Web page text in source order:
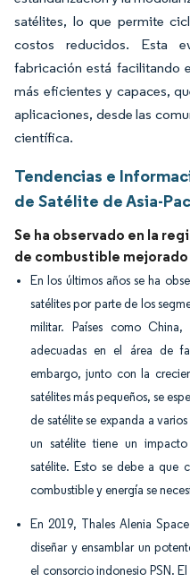
satélites, lo que permite
costos reducidos. Esta
fabricación está facilitando
más eficientes y capaces,
aplicaciones, desde las
científica.
Tendencias e
de Satélite de Asia-
Se ha observado en la
de combustible
En los últimos años se ha
satélites por parte de los
militar. Países como
adecuadas en el área de
embargo, junto con la
satélites más pequeños, se
de satélite se expanda a
un satélite tiene un
satélite. Esto se debe a que
combustible y energía se
En 2019, Thales Alenia
diseñar y ensamblar un
el consorcio indonesio PSN.